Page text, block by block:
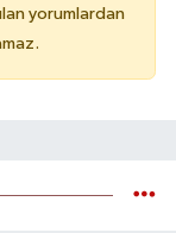
yorumlardan